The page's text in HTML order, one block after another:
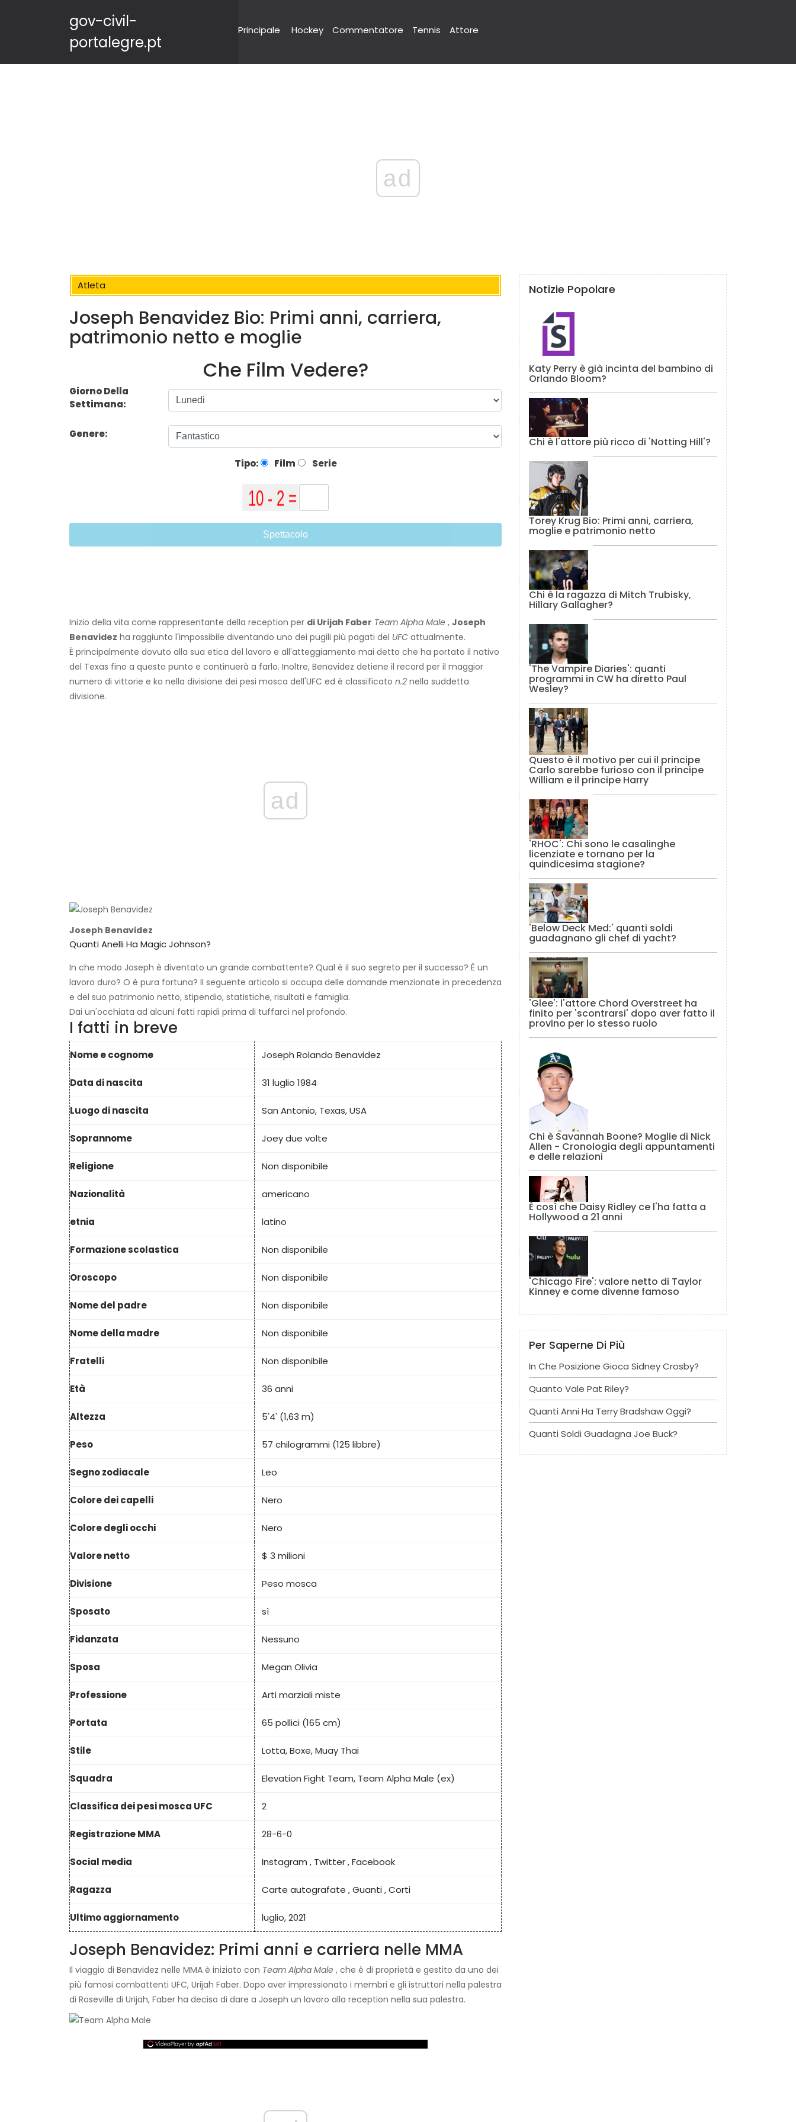
gov-civil-
portalegre.pt
Principale Hockey Commentatore Tennis Attore
ad
Atleta
Joseph Benavidez Bio: Primi anni, carriera,
patrimonio netto e moglie
Che Film Vedere?
Giorno Della
Settimana:
Genere:
Tipo: Film Serie
Spettacolo
Inizio della vita come rappresentante della reception per di Urijah Faber Team Alpha Male , Joseph
Benavidez ha raggiunto l'impossibile diventando uno dei pugili più pagati del UFC attualmente.
È principalmente dovuto alla sua etica del lavoro e all'atteggiamento mai detto che ha portato il nativo
del Texas fino a questo punto e continuerà a farlo. Inoltre, Benavidez detiene il record per il maggior
numero di vittorie e ko nella divisione dei pesi mosca dell'UFC ed è classificato n.2 nella suddetta
divisione.
ad
Joseph Benavidez
Quanti Anelli Ha Magic Johnson?
In che modo Joseph è diventato un grande combattente? Qual è il suo segreto per il successo? È un
lavoro duro? O è pura fortuna? Il seguente articolo si occupa delle domande menzionate in precedenza
e del suo patrimonio netto, stipendio, statistiche, risultati e famiglia.
Dai un'occhiata ad alcuni fatti rapidi prima di tuffarci nel profondo.
I fatti in breve
Nome e cognome Joseph Rolando Benavidez
Data di nascita 31 luglio 1984
Luogo di nascita San Antonio, Texas, USA
Soprannome Joey due volte
Religione Non disponibile
Nazionalità americano
etnia latino
Formazione scolastica Non disponibile
Oroscopo Non disponibile
Nome del padre Non disponibile
Nome della madre Non disponibile
Fratelli Non disponibile
Età 36 anni
Altezza 5'4' (1,63 m)
Peso 57 chilogrammi (125 libbre)
Segno zodiacale Leo
Colore dei capelli Nero
Colore degli occhi Nero
Valore netto $ 3 milioni
Divisione Peso mosca
Sposato sì
Fidanzata Nessuno
Sposa Megan Olivia
Professione Arti marziali miste
Portata 65 pollici (165 cm)
Stile Lotta, Boxe, Muay Thai
Squadra Elevation Fight Team, Team Alpha Male (ex)
Classifica dei pesi mosca UFC 2
Registrazione MMA 28-6-0
Social media Instagram , Twitter,Facebook
Ragazza Carte autografate ,Guanti,Corti
Ultimo aggiornamento luglio, 2021
Joseph Benavidez: Primi anni e carriera nelle MMA
Il viaggio di Benavidez nelle MMA è iniziato con Team Alpha Male , che è di proprietà e gestito da uno dei
più famosi combattenti UFC, Urijah Faber. Dopo aver impressionato i membri e gli istruttori nella palestra
di Roseville di Urijah, Faber ha deciso di dare a Joseph un lavoro alla reception nella sua palestra.
Notizie Popolare
Katy Perry è già incinta del bambino di
Orlando Bloom?
Chi è l'attore più ricco di 'Notting Hill'?
Torey Krug Bio: Primi anni, carriera,
moglie e patrimonio netto
Chi è la ragazza di Mitch Trubisky,
Hillary Gallagher?
'The Vampire Diaries': quanti
programmi in CW ha diretto Paul
Wesley?
Questo è il motivo per cui il principe
Carlo sarebbe furioso con il principe
William e il principe Harry
'RHOC': Chi sono le casalinghe
licenziate e tornano per la
quindicesima stagione?
'Below Deck Med:' quanti soldi
guadagnano gli chef di yacht?
'Glee': l'attore Chord Overstreet ha
finito per 'scontrarsi' dopo aver fatto il
provino per lo stesso ruolo
Chi è Savannah Boone? Moglie di Nick
Allen - Cronologia degli appuntamenti
e delle relazioni
È così che Daisy Ridley ce l'ha fatta a
Hollywood a 21 anni
'Chicago Fire': valore netto di Taylor
Kinney e come divenne famoso
Per Saperne Di Più
In Che Posizione Gioca Sidney Crosby?
Quanto Vale Pat Riley?
Quanti Anni Ha Terry Bradshaw Oggi?
Quanti Soldi Guadagna Joe Buck?